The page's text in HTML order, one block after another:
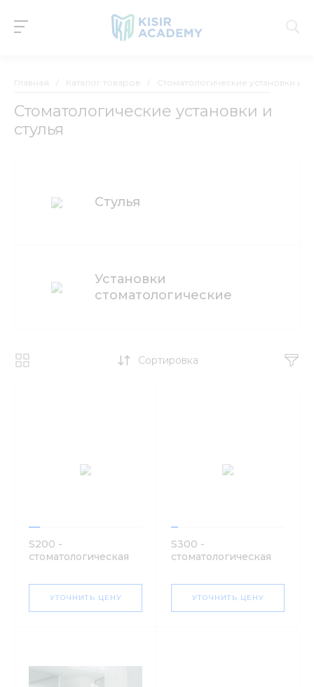
Главная Каталог товаров Стоматологические установки и
Стоматологические установки и
стулья
Стулья
Установки
стоматологические
Сортировка
S200 -
стоматологическая
Weber (Италия)
УТОЧНИТЬ ЦЕНУ
S300 -
стоматологическая
Weber (Италия)
УТОЧНИТЬ ЦЕНУ